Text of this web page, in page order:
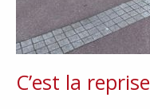
C’est la reprise